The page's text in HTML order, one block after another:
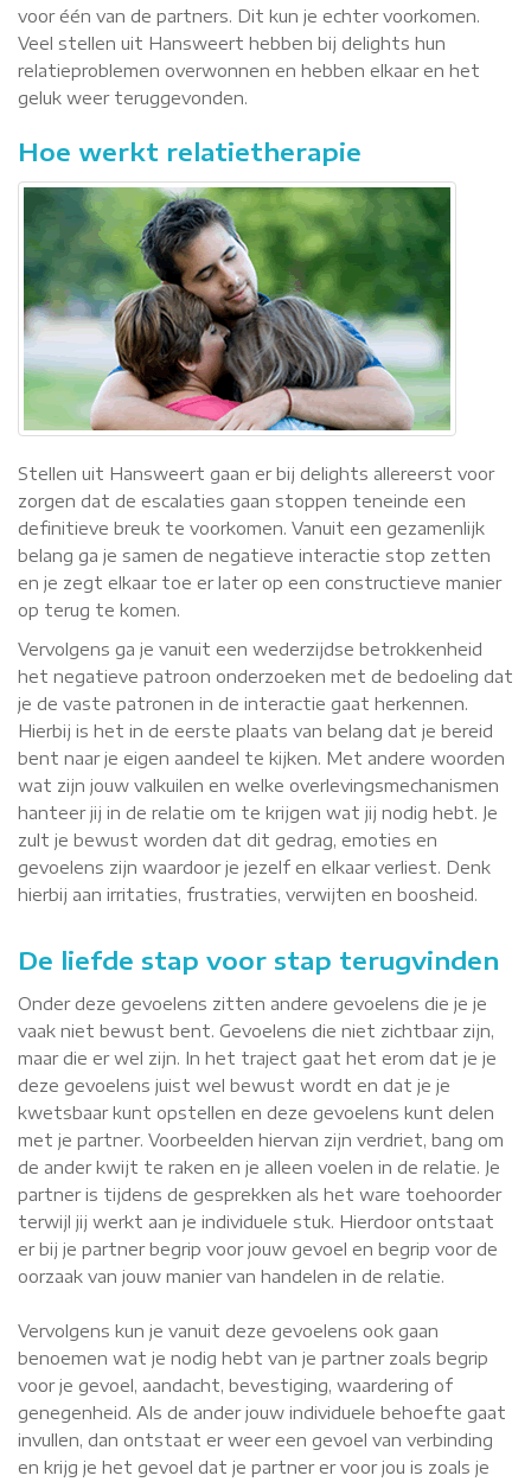
voor één van de partners. Dit kun je echter voorkomen.
Veel stellen uit Hansweert hebben bij delights hun
relatieproblemen overwonnen en hebben elkaar en het
geluk weer teruggevonden.
Hoe werkt relatietherapie
Stellen uit Hansweert gaan er bij delights allereerst voor
zorgen dat de escalaties gaan stoppen teneinde een
definitieve breuk te voorkomen. Vanuit een gezamenlijk
belang ga je samen de negatieve interactie stop zetten
en je zegt elkaar toe er later op een constructieve manier
op terug te komen.
Vervolgens ga je vanuit een wederzijdse betrokkenheid
het negatieve patroon onderzoeken met de bedoeling dat
je de vaste patronen in de interactie gaat herkennen.
Hierbij is het in de eerste plaats van belang dat je bereid
bent naar je eigen aandeel te kijken. Met andere woorden
wat zijn jouw valkuilen en welke overlevingsmechanismen
hanteer jij in de relatie om te krijgen wat jij nodig hebt. Je
zult je bewust worden dat dit gedrag, emoties en
gevoelens zijn waardoor je jezelf en elkaar verliest. Denk
hierbij aan irritaties, frustraties, verwijten en boosheid.
De liefde stap voor stap terugvinden
Onder deze gevoelens zitten andere gevoelens die je je
vaak niet bewust bent. Gevoelens die niet zichtbaar zijn,
maar die er wel zijn. In het traject gaat het erom dat je je
deze gevoelens juist wel bewust wordt en dat je je
kwetsbaar kunt opstellen en deze gevoelens kunt delen
met je partner. Voorbeelden hiervan zijn verdriet, bang om
de ander kwijt te raken en je alleen voelen in de relatie. Je
partner is tijdens de gesprekken als het ware toehoorder
terwijl jij werkt aan je individuele stuk. Hierdoor ontstaat
er bij je partner begrip voor jouw gevoel en begrip voor de
oorzaak van jouw manier van handelen in de relatie.
Vervolgens kun je vanuit deze gevoelens ook gaan
benoemen wat je nodig hebt van je partner zoals begrip
voor je gevoel, aandacht, bevestiging, waardering of
genegenheid. Als de ander jouw individuele behoefte gaat
invullen, dan ontstaat er weer een gevoel van verbinding
en krijg je het gevoel dat je partner er voor jou is zoals je